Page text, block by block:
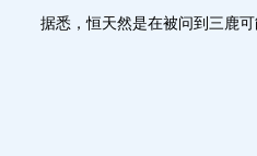
据悉，恒天然是在被问到三鹿可